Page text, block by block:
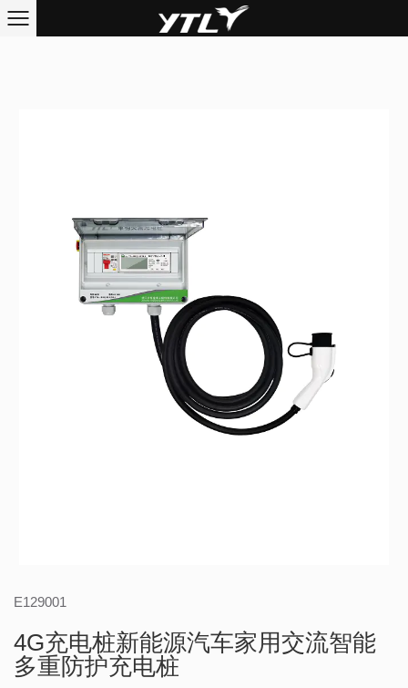
E129001
4G充电桩新能源汽车家用交流智能
多重防护充电桩